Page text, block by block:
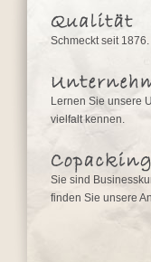
Schmeckt seit 1876.
Lernen Sie unsere
vielfalt kennen.
Sie sind
finden Sie unsere